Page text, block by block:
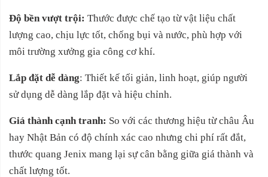
Độ bền vượt trội: Thước được chế tạo từ vật liệu chất
lượng cao, chịu lực tốt, chống bụi và nước, phù hợp với
môi trường xưởng gia công cơ khí.
Lắp đặt dễ dàng: Thiết kế tối giản, linh hoạt, giúp người
sử dụng dễ dàng lắp đặt và hiệu chỉnh.
Giá thành cạnh tranh: So với các thương hiệu từ châu Âu
hay Nhật Bản có độ chính xác cao nhưng chi phí rất đắt,
thước quang Jenix mang lại sự cân bằng giữa giá thành và
chất lượng tốt.